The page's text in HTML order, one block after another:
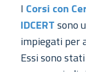
I Corsi con
IDCERTsono
impiegati per
Essi sono